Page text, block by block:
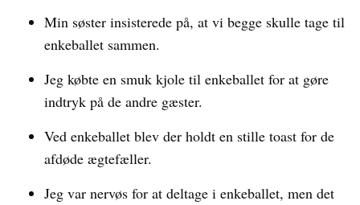
Min søster insisterede på, at vi begge skulle tage til
enkeballet sammen.
Jeg købte en smuk kjole til enkeballet for at gøre
indtryk på de andre gæster.
Ved enkeballet blev der holdt en stille toast for de
afdøde ægtefæller.
Jeg var nervøs for at deltage i enkeballet, men det